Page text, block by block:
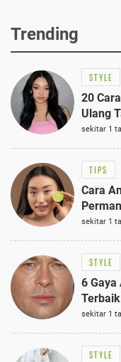
Trending
STYLE
20
Ulang
sekitar 1
TIPS
Cara
sekitar 1
STYLE
6
sekitar 1
STYLE